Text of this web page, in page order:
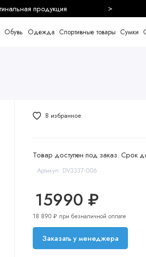
>
Обувь Одежда Спортивные товары Сумки
Товар доступен под заказ. Срок
Артикул: DV3337-006
15990 ₽
18 890 ₽ при безналичной оплате
Заказать у менеджера
В избранное